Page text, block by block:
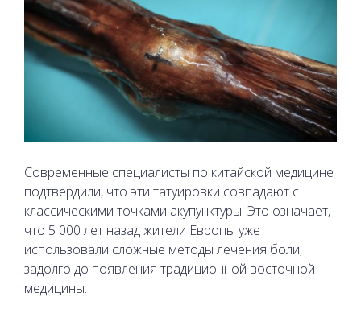
Современные специалисты по китайской медицине
подтвердили, что эти татуировки совпадают с
классическими точками акупунктуры. Это означает,
что 5 000 лет назад жители Европы уже
использовали сложные методы лечения боли,
задолго до появления традиционной восточной
медицины.